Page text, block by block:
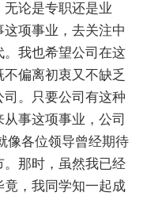
论是专职还是业
项事业，去关注中
。我也希望公司在这
偏离初衷又不缺乏
。只要公司有这种
事这项事业，公司
像各位领导曾经期待
那时，虽然我已经
，我同学知一起成